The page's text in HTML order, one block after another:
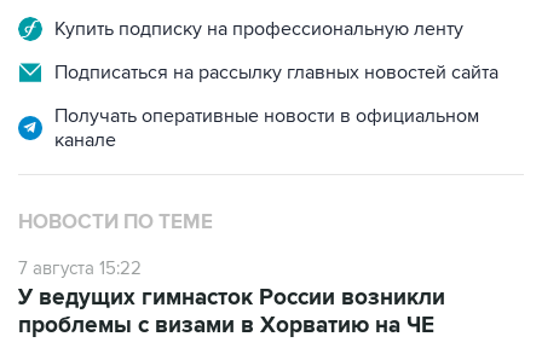
Купить подписку на профессиональную ленту
Подписаться на рассылку главных новостей сайта
Получать оперативные новости в официальном
канале
НОВОСТИ ПО ТЕМЕ
7 августа 15:22
У ведущих гимнасток России возникли
проблемы с визами в Хорватию на ЧЕ